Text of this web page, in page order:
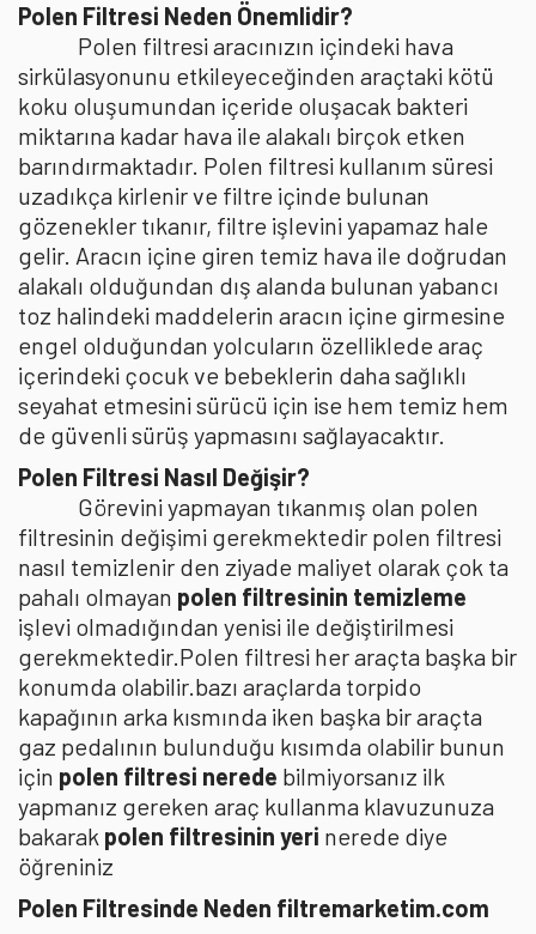
Polen Filtresi Neden Önemlidir?
Polen filtresi aracınızın içindeki hava
sirkülasyonunu etkileyeceğinden araçtaki kötü
koku oluşumundan içeride oluşacak bakteri
miktarına kadar hava ile alakalı birçok etken
barındırmaktadır. Polen filtresi kullanım süresi
uzadıkça kirlenir ve filtre içinde bulunan
gözenekler tıkanır, filtre işlevini yapamaz hale
gelir. Aracın içine giren temiz hava ile doğrudan
alakalı olduğundan dış alanda bulunan yabancı
toz halindeki maddelerin aracın içine girmesine
engel olduğundan yolcuların özelliklede araç
içerindeki çocuk ve bebeklerin daha sağlıklı
seyahat etmesini sürücü için ise hem temiz hem
de güvenli sürüş yapmasını sağlayacaktır.
Polen Filtresi Nasıl Değişir?
Görevini yapmayan tıkanmış olan polen
filtresinin değişimi gerekmektedir polen filtresi
nasıl temizlenir den ziyade maliyet olarak çok ta
pahalı olmayan polen filtresinin temizleme
işlevi olmadığından yenisi ile değiştirilmesi
gerekmektedir.Polen filtresi her araçta başka bir
konumda olabilir.bazı araçlarda torpido
kapağının arka kısmında iken başka bir araçta
gaz pedalının bulunduğu kısımda olabilir bunun
için polen filtresi nerede bilmiyorsanız ilk
yapmanız gereken araç kullanma klavuzunuza
bakarak polen filtresinin yeri nerede diye
öğreniniz
Polen Filtresinde Neden filtremarketim.com